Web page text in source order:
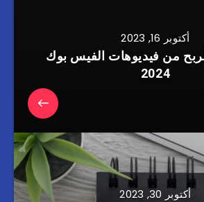
أكتوبر 16, 2023
من فيديوهات الفيس بوك
2024
أكتوبر 30, 2023